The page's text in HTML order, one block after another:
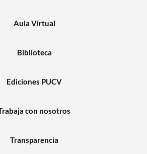
Aula Virtual
Biblioteca
Ediciones PUCV
con nosotros
Transparencia